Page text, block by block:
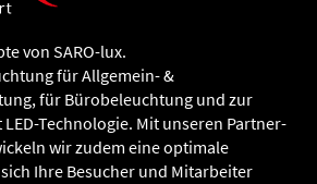
von SARO-lux.
für Allgemein- &
für Büro­beleuchtung und zur
Technologie. Mit unseren Partner-
wir zudem eine optimale
Ihre Besucher und Mitarbeiter